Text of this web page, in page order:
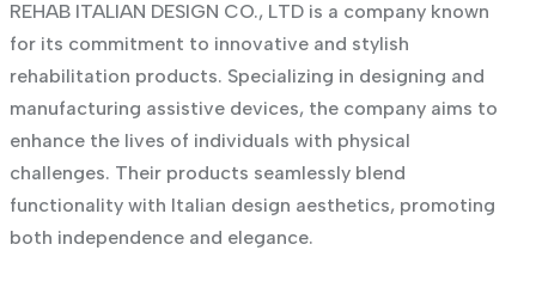
REHAB ITALIAN DESIGN CO., LTD is a company known
for its commitment to innovative and stylish
rehabilitation products. Specializing in designing and
manufacturing assistive devices, the company aims to
enhance the lives of individuals with physical
challenges. Their products seamlessly blend
functionality with Italian design aesthetics, promoting
both independence and elegance.